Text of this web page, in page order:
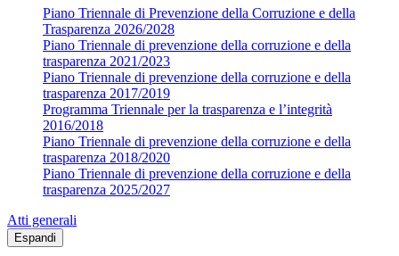
Piano Triennale di Prevenzione della Corruzione e della
Trasparenza 2026/2028
Piano Triennale di prevenzione della corruzione e della
trasparenza 2021/2023
Piano Triennale di prevenzione della corruzione e della
trasparenza 2017/2019
Programma Triennale per la trasparenza e l’integrità
2016/2018
Piano Triennale di prevenzione della corruzione e della
trasparenza 2018/2020
Piano Triennale di prevenzione della corruzione e della
trasparenza 2025/2027
Atti generali
Espandi